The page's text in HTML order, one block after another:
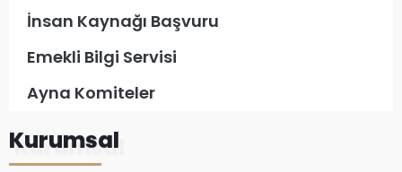
İnsan Kaynağı Başvuru
Emekli Bilgi Servisi
Ayna Komiteler
Kurumsal